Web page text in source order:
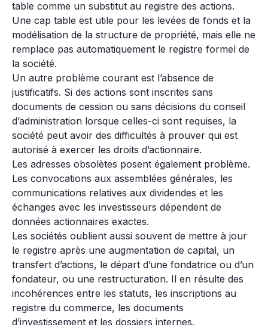
table comme un substitut au registre des actions.
Une cap table est utile pour les levées de fonds et la
modélisation de la structure de propriété, mais elle ne
remplace pas automatiquement le registre formel de
la société.
Un autre problème courant est l’absence de
justificatifs. Si des actions sont inscrites sans
documents de cession ou sans décisions du conseil
d’administration lorsque celles-ci sont requises, la
société peut avoir des difficultés à prouver qui est
autorisé à exercer les droits d’actionnaire.
Les adresses obsolètes posent également problème.
Les convocations aux assemblées générales, les
communications relatives aux dividendes et les
échanges avec les investisseurs dépendent de
données actionnaires exactes.
Les sociétés oublient aussi souvent de mettre à jour
le registre après une augmentation de capital, un
transfert d’actions, le départ d’une fondatrice ou d’un
fondateur, ou une restructuration. Il en résulte des
incohérences entre les statuts, les inscriptions au
registre du commerce, les documents
d’investissement et les dossiers internes.